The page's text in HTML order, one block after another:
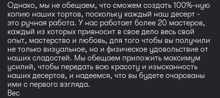
Однако, мы не обещаем, что сможем создать 100%-ную
копию наших тортов, поскольку каждый наш десерт -
это ручная работа. У нас работает более 20 мастеров,
каждый из которых привносит в свое дело весь свой
опыт, мастерство и любовь, для того чтобы вы получили
не только визуальное, но и физическое удовольствие от
наших сладостей. Мы обещаем приложить максимум
усилий, чтобы передать всю красоту и изысканность
наших десертов, и надеемся, что вы будете очарованы
ими с первого взгляда.
Вес